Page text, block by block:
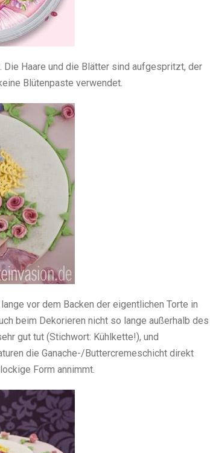
Haare und die Blätter sind aufgespritzt, der
Blütenpaste verwendet.
vor dem Backen der eigentlichen Torte in
beim Dekorieren nicht so lange außerhalb des
gut tut (Stichwort: Kühlkette!), und
die Ganache-/Buttercremeschicht direkt
Form annimmt.